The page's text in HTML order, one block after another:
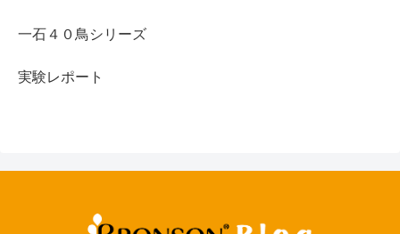
一石４０鳥シリーズ
実験レポート